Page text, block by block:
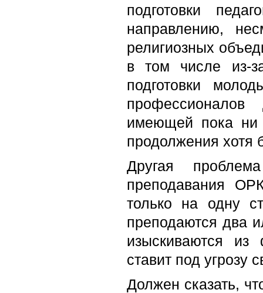
подготовки
направлению,
религиозных
в том числе из-
подготовки
имеющей пока ни
продолжения хотя
Другая
преподавания
только на одну
преподаются два
изыскиваются из
ставит под
Должен сказать,